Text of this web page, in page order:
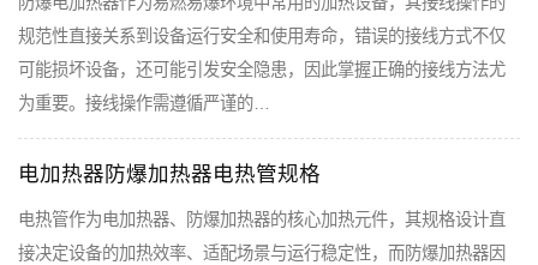
规范性直接关系到设备运行安全和使用寿命，错误的接线方式不仅
可能损坏设备，还可能引发安全隐患，因此掌握正确的接线方法尤
为重要。接线操作需遵循严谨的…
电加热器防爆加热器电热管规格
电热管作为电加热器、防爆加热器的核心加热元件，其规格设计直
接决定设备的加热效率、适配场景与运行稳定性，而防爆加热器因